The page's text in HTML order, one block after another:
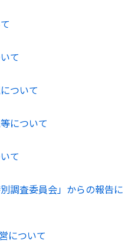
て
ついて
について
て
調査委員会」からの報告に
について